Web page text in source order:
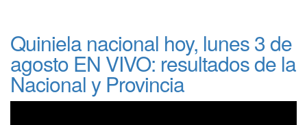
Quiniela nacional hoy, lunes 3 de
agosto EN VIVO: resultados de la
Nacional y Provincia